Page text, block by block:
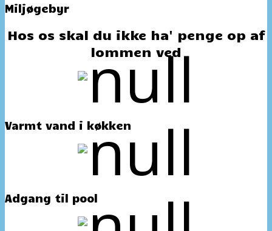
Miljøgebyr
Hos os skal du ikke ha' penge op af
lommen ved
Varmt vand i køkken
Adgang til pool